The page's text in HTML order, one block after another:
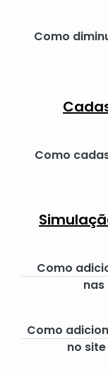
Como
Como
Como
Como
no